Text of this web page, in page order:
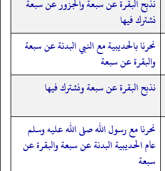
نذبح البقرة عن سبعة والجزور عن سبعة
نشترك فيها
نحرنا بالحديبية مع النبي البدنة عن سبعة
والبقرة عن سبعة
نذبح البقرة عن سبعة ونشترك فيها
نحرنا مع رسول الله صلى الله عليه وسلم
عام الحديبية البدنة عن سبعة والبقرة عن
سبعة